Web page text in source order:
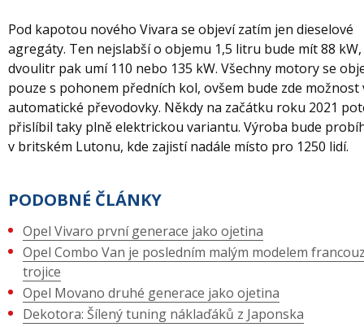
Pod kapotou nového Vivara se objeví zatím jen dieselové
agregáty. Ten nejslabší o objemu 1,5 litru bude mít 88
dvoulitr pak umí 110 nebo 135 kW. Všechny motory se
pouze s pohonem předních kol, ovšem bude zde možnost
automatické převodovky. Někdy na začátku roku 2021
přislíbil taky plně elektrickou variantu. Výroba bude
v britském Lutonu, kde zajistí nadále místo pro 1250 lidí.
PODOBNÉ ČLÁNKY
Opel Vivaro první generace jako ojetina
Opel Combo Van je posledním malým modelem
trojice
Opel Movano druhé generace jako ojetina
Dekotora: Šílený tuning náklaďáků z Japonska